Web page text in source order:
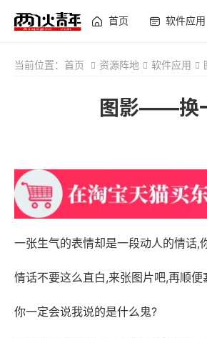
首页 软件应用
当前位置： 首页 资源阵地 软件应用
图影——换
一张生气的表情却是一段动人的情话,
情话不要这么直白,来张图片吧,再顺
你一定会说我说的是什么鬼?